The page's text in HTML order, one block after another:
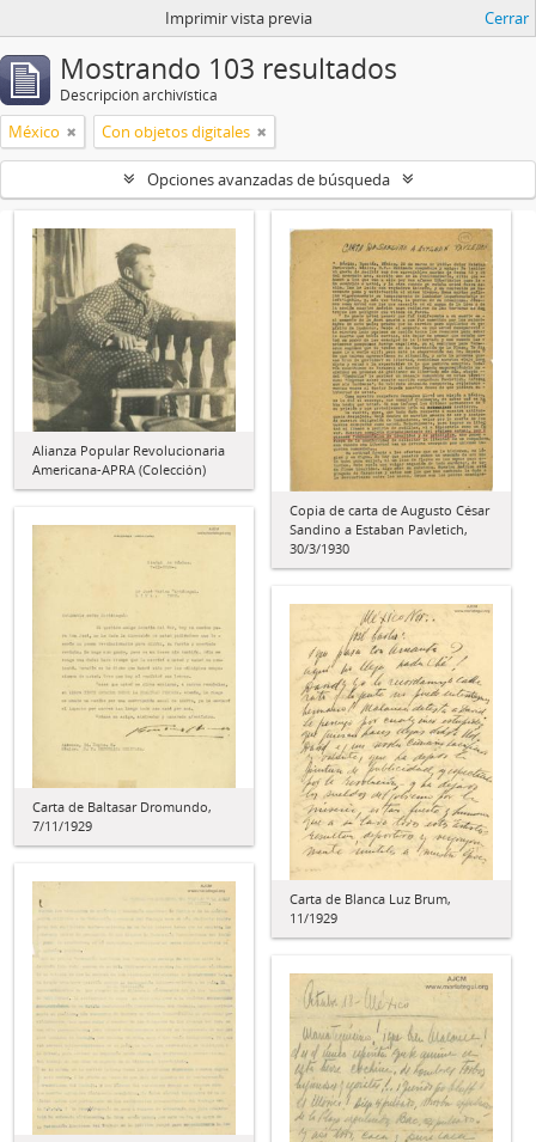
Imprimir vista previa Cerrar
Mostrando 103 resultados
Descripción archivística
México Con objetos digitales
Opciones avanzadas de búsqueda
Alianza Popular Revolucionaria
Americana-APRA (Colección)
Copia de carta de Augusto César
Sandino a Estaban Pavletich,
30/3/1930
Carta de Baltasar Dromundo,
7/11/1929
Carta de Blanca Luz Brum,
11/1929